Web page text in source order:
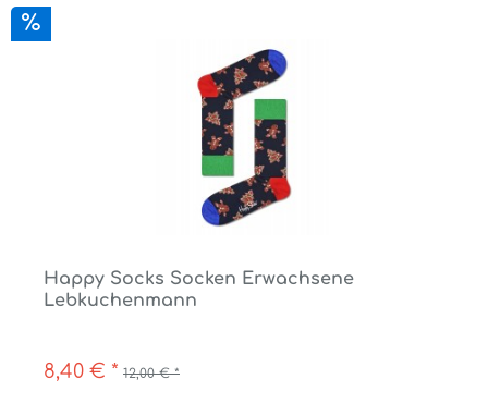
Happy Socks Socken Erwachsene
Lebkuchenmann
8,40 € * 12,00 € *